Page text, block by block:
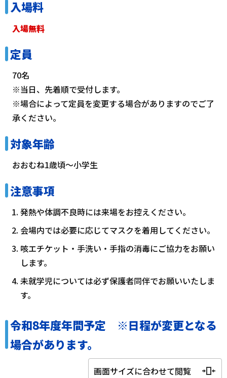
入場料
入場無料
定員
70名
※当日、先着順で受付します。
※場合によって定員を変更する場合がありますのでご了
承ください。
対象年齢
おおむね1歳頃～小学生
注意事項
発熱や体調不良時には来場をお控えください。
会場内では必要に応じてマスクを着用してください。
咳エチケット・手洗い・手指の消毒にご協力をお願い
します。
未就学児については必ず保護者同伴でお願いいたしま
す。
令和8年度年間予定 ※日程が変更となる
場合があります。
画面サイズに合わせて閲覧